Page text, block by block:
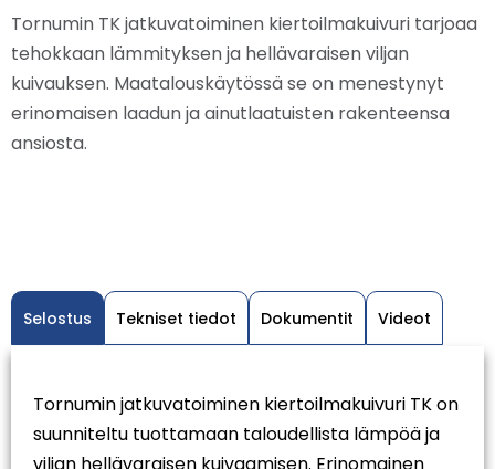
Tornumin TK jatkuvatoiminen kiertoilmakuivuri tarjoaa
tehokkaan lämmityksen ja hellävaraisen viljan
kuivauksen. Maatalouskäytössä se on menestynyt
erinomaisen laadun ja ainutlaatuisten rakenteensa
ansiosta.
Selostus Tekniset tiedot Dokumentit Videot
Tornumin jatkuvatoiminen kiertoilmakuivuri TK on
suunniteltu tuottamaan taloudellista lämpöä ja
viljan hellävaraisen kuivaamisen. Erinomainen